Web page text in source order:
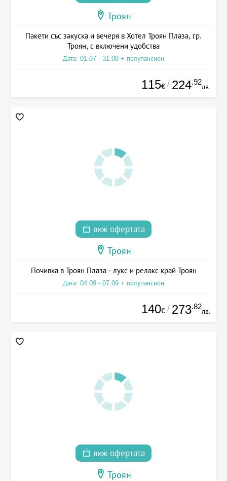
Троян
Пакети със закуска и вечеря в Хотел Троян Плаза, гр.
Троян, с включени удобства
Дата: 01.07 - 31.08 + полупансион
115€ / 224.92
лв.
виж офертата
Троян
Почивка в Троян Плаза - лукс и релакс край Троян
Дата: 04.09 - 07.09 + полупансион
140€ / 273.82
лв.
виж офертата
Троян